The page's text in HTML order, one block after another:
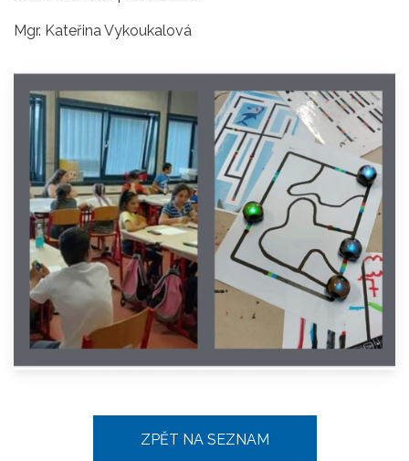
Mgr. Kateřina Vykoukalová
ZPĚT NA SEZNAM